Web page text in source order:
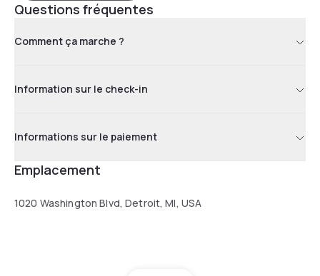
Questions fréquentes
Comment ça marche ?
Information sur le check-in
Informations sur le paiement
Emplacement
1020 Washington Blvd, Detroit, MI, USA